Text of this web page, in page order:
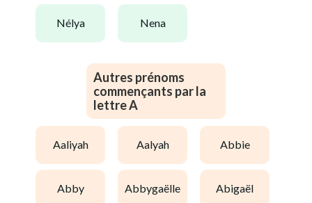
nélya nena
Autres prénoms
commençants par la
lettre A
aaliyah aalyah abbie
abby abbygaëlle abigaël